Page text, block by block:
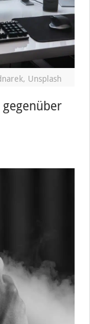
Unsplash
gegenüber